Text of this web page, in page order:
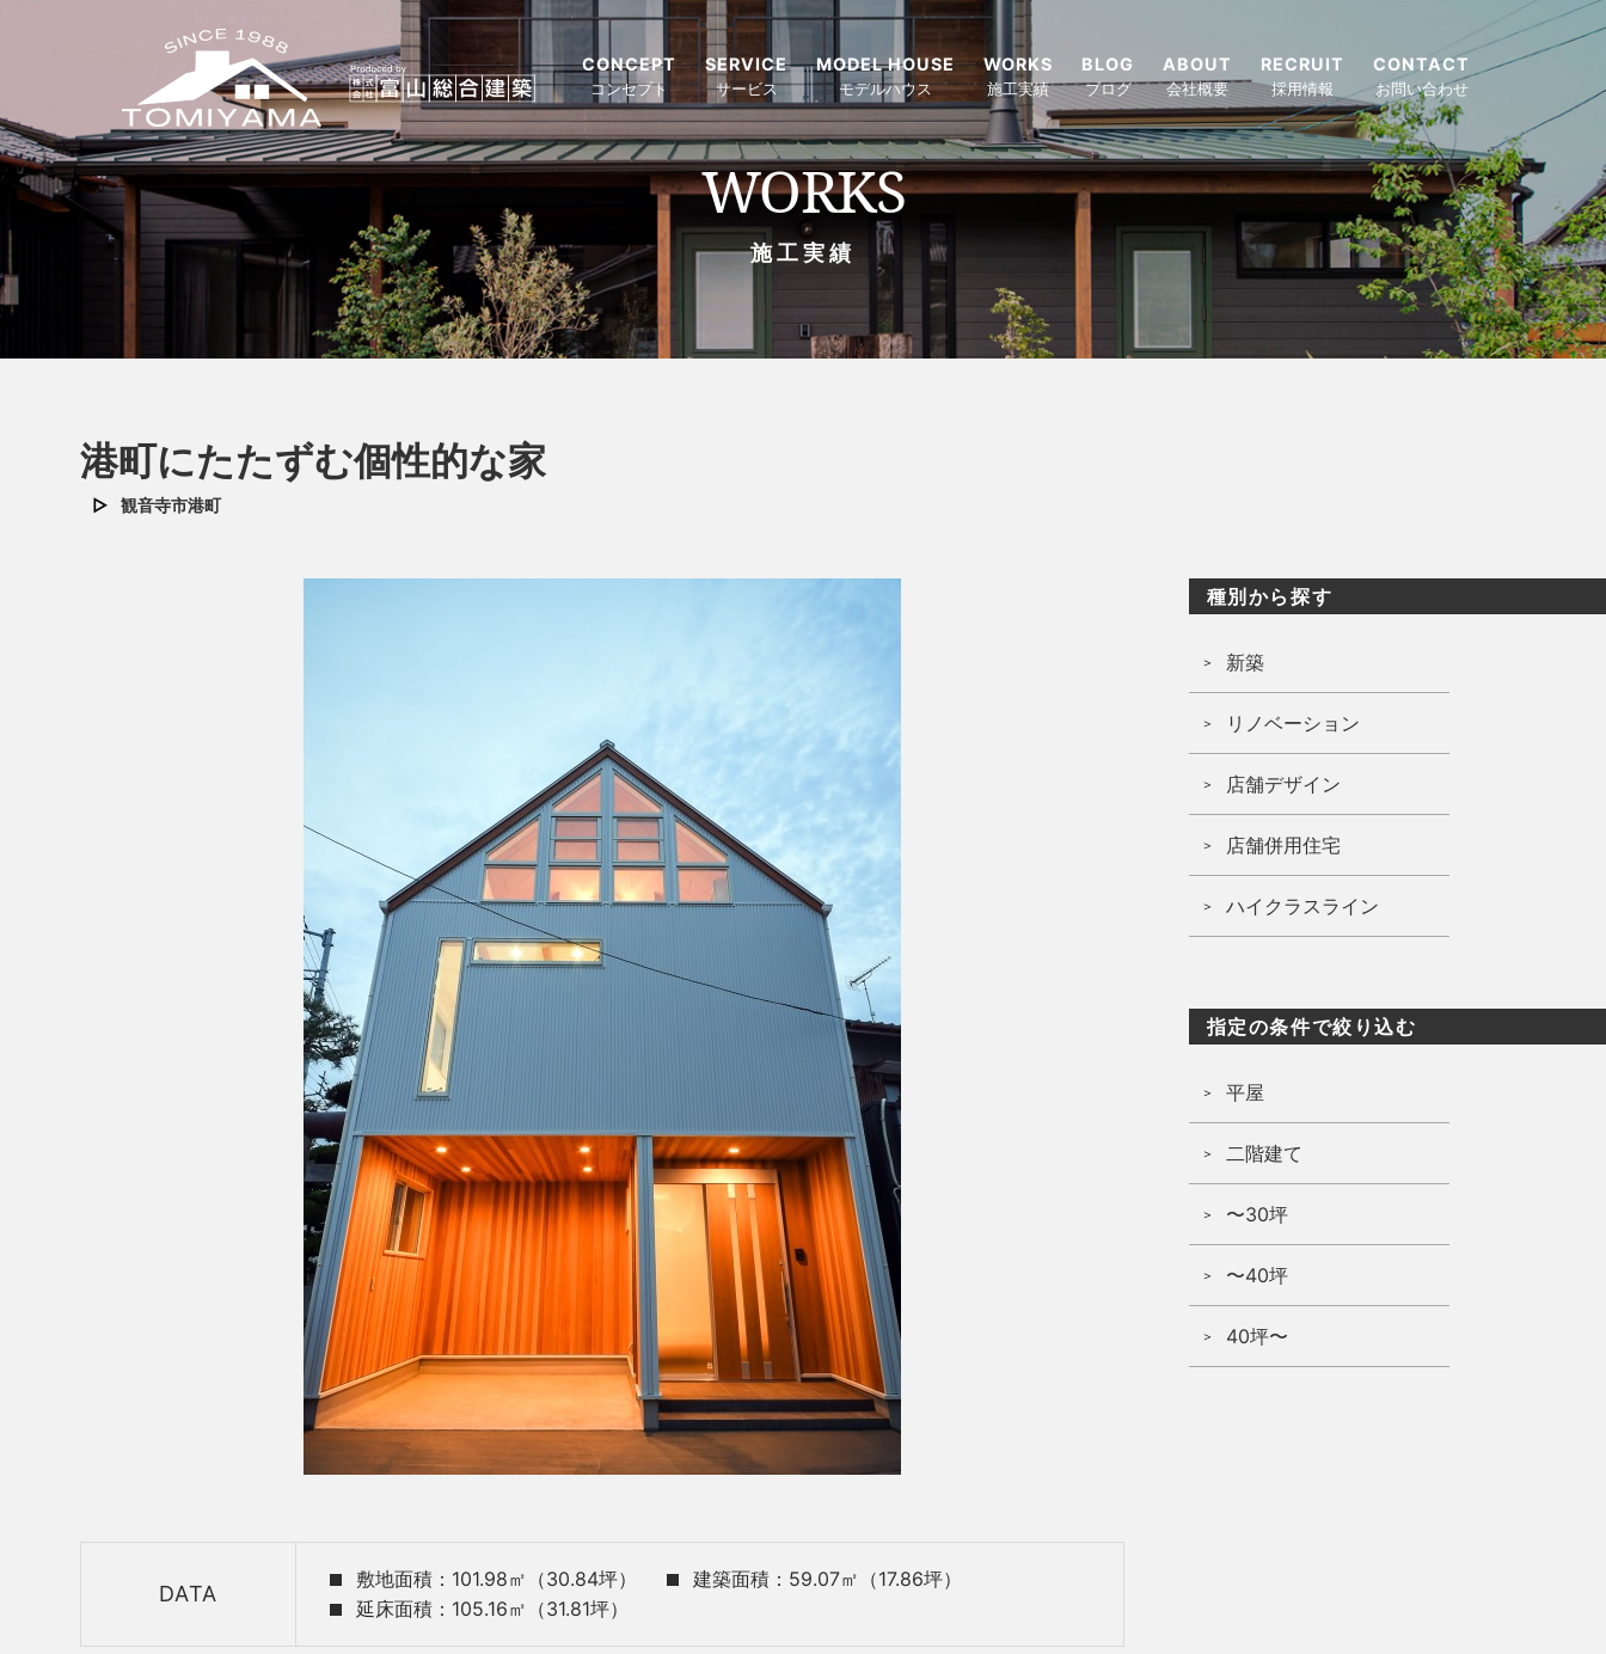
CONCEPT
コンセプト
SERVICE
サービス
MODEL HOUSE
モデルハウス
WORKS
施工実績
BLOG
ブログ
ABOUT
会社概要
RECRUIT
採用情報
CONTACT
お問い合わせ
WORKS
施工実績
港町にたたずむ個性的な家
観音寺市港町
DATA
敷地面積：101.98㎡（30.84坪）
建築面積：59.07㎡（17.86坪）
延床面積：105.16㎡（31.81坪）
種別から探す
新築
リノベーション
店舗デザイン
店舗併用住宅
ハイクラスライン
指定の条件で絞り込む
平屋
二階建て
〜30坪
〜40坪
40坪〜